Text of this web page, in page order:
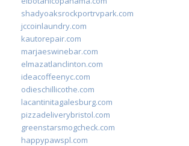
shadyoaksrockportrvpark.com
jccoinlaundry.com
kautorepair.com
marjaeswinebar.com
elmazatlanclinton.com
ideacoffeenyc.com
odieschillicothe.com
lacantinitagalesburg.com
pizzadeliverybristol.com
greenstarsmogcheck.com
happypawspl.com